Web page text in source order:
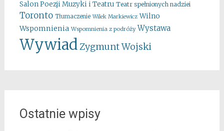
Salon Poezji Muzyki i Teatru Teatr spełnionych nadziei
Toronto Tłumaczenie Wilek Markiewicz Wilno
Wspomnienia Wspomnienia z podróży Wystawa
WywiadZygmunt Wojski
Ostatnie wpisy